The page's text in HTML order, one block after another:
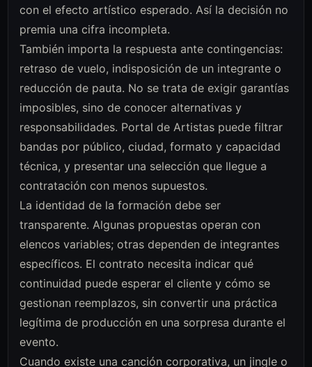
con el efecto artístico esperado. Así la decisión no
premia una cifra incompleta.
También importa la respuesta ante contingencias:
retraso de vuelo, indisposición de un integrante o
reducción de pauta. No se trata de exigir garantías
imposibles, sino de conocer alternativas y
responsabilidades. Portal de Artistas puede filtrar
bandas por público, ciudad, formato y capacidad
técnica, y presentar una selección que llegue a
contratación con menos supuestos.
La identidad de la formación debe ser
transparente. Algunas propuestas operan con
elencos variables; otras dependen de integrantes
específicos. El contrato necesita indicar qué
continuidad puede esperar el cliente y cómo se
gestionan reemplazos, sin convertir una práctica
legítima de producción en una sorpresa durante el
evento.
Cuando existe una canción corporativa, un jingle o